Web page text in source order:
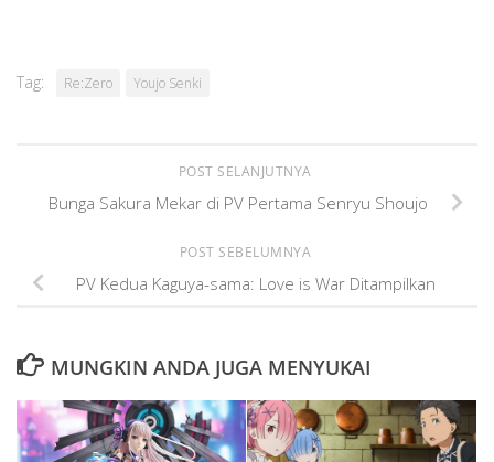
Tag: Re:Zero Youjo Senki
POST SELANJUTNYA
Bunga Sakura Mekar di PV Pertama Senryu Shoujo
POST SEBELUMNYA
PV Kedua Kaguya-sama: Love is War Ditampilkan
MUNGKIN ANDA JUGA MENYUKAI